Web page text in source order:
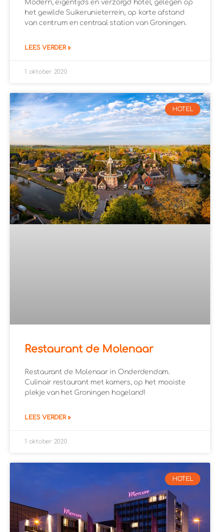
Modern, eigentijds en verzorgd hotel, gelegen op
het gewilde Suikerunieterrein, op korte afstand
van centrum en centraal station van Groningen.
LEES VERDER »
1 oktober 2020
HOTEL
Restaurant de Molenaar
Restaurant de Molenaar in Onderdendam.
Culinair restaurant met kamers, op het mooiste
plekje van het Groningen hogeland!
LEES VERDER »
1 oktober 2020
HOTEL